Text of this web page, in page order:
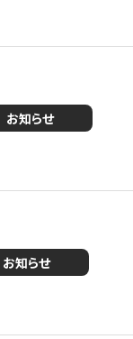
お知らせ
お知らせ